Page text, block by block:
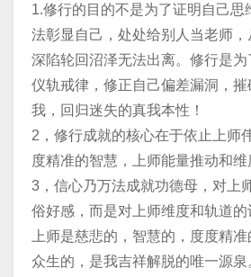
1.修行的目的不是为了证明自己思
法彰显自己，处处给别人当老师，
深陷轮回沼泽无法出离。修行是
仪轨戒律，修正自己偏差漏洞，
我，回归迷失的真我本性！
2，修行成就的核心在于依止上师
度精准的智慧，上师能量推动和维
3，信心乃万法成就功德母，对上
俗好感，而是对上师维度和轨道
上师是慈悲的，智慧的，度度精
众生的，是我吉祥解脱的唯一源泉